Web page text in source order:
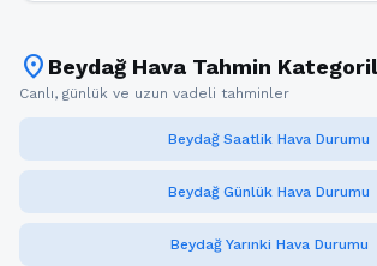
location_on Beydağ Hava Tahmin
Canlı, günlük ve uzun vadeli tahminler
Beydağ Saatlik Hava Durumu
Beydağ Günlük Hava Durumu
Beydağ Yarınki Hava Durumu